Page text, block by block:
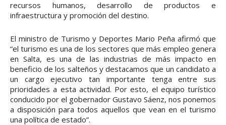
recursos humanos, desarrollo de productos e
infraestructura y promoción del destino.
El ministro de Turismo y Deportes Mario Peña afirmó que
“el turismo es una de los sectores que más empleo genera
en Salta, es una de las industrias de más impacto en
beneficio de los salteños y destacamos que un candidato a
un cargo ejecutivo tan importante tenga entre sus
prioridades a esta actividad. Por esto, el equipo turístico
conducido por el gobernador Gustavo Sáenz, nos ponemos
a disposición para todos aquellos que vean en el turismo
una política de estado”.